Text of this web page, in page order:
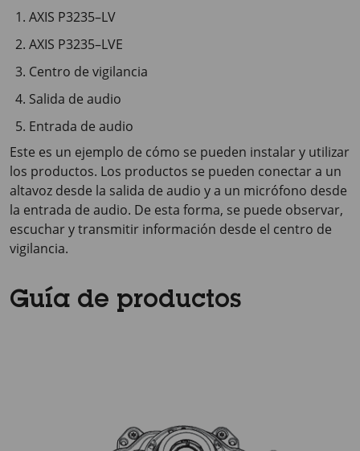
AXIS P3235–LV
AXIS P3235–LVE
Centro de vigilancia
Salida de audio
Entrada de audio
Este es un ejemplo de cómo se pueden instalar y utilizar
los productos. Los productos se pueden conectar a un
altavoz desde la salida de audio y a un micrófono desde
la entrada de audio. De esta forma, se puede observar,
escuchar y transmitir información desde el centro de
vigilancia.
Guía de productos